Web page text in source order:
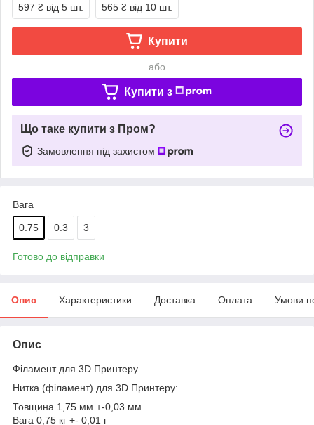
597 ₴ від 5 шт. 565 ₴ від 10 шт.
Купити
або
Купити з
Що таке купити з Пром?
Замовлення під захистом
Вага
0.75 0.3 3
Готово до відправки
Опис Характеристики Доставка Оплата Умови
Опис
Філамент для 3D Принтеру.
Нитка (філамент) для 3D Принтеру:
Товщина 1,75 мм +-0,03 мм
Вага 0,75 кг +- 0,01 г